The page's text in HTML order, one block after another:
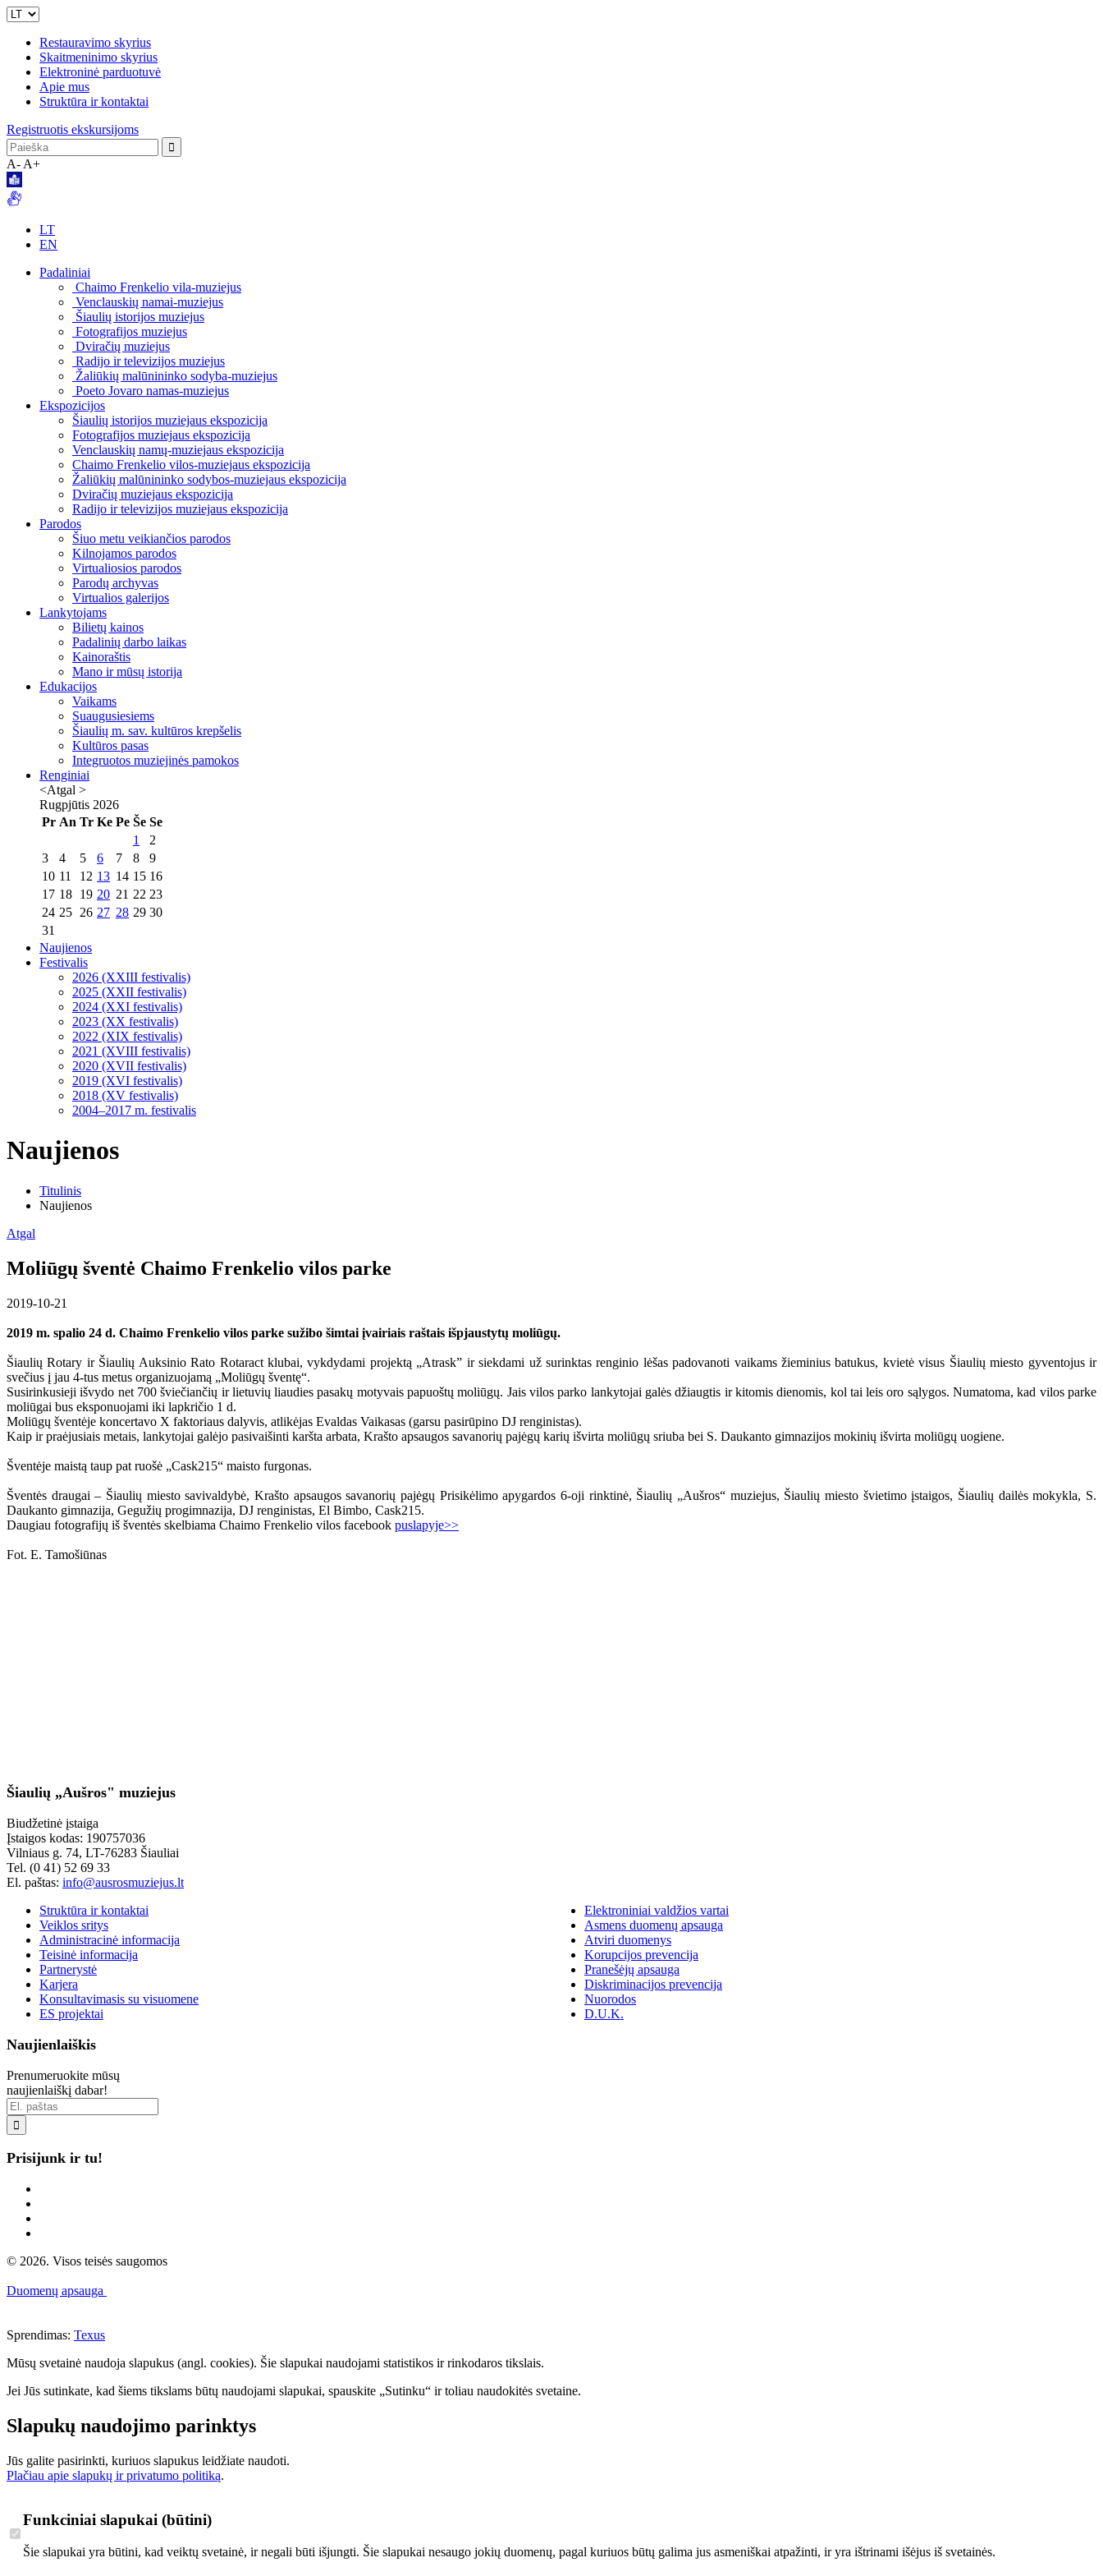
Restauravimo skyrius
Skaitmeninimo skyrius
Elektroninė parduotuvė
Apie mus
Struktūra ir kontaktai
Registruotis ekskursijoms
A- A+
LT
EN
Padaliniai
Chaimo Frenkelio vila-muziejus
Venclauskių namai-muziejus
Šiaulių istorijos muziejus
Fotografijos muziejus
Dviračių muziejus
Radijo ir televizijos muziejus
Žaliūkių malūnininko sodyba-muziejus
Poeto Jovaro namas-muziejus
Ekspozicijos
Šiaulių istorijos muziejaus ekspozicija
Fotografijos muziejaus ekspozicija
Venclauskių namų-muziejaus ekspozicija
Chaimo Frenkelio vilos-muziejaus ekspozicija
Žaliūkių malūnininko sodybos-muziejaus ekspozicija
Dviračių muziejaus ekspozicija
Radijo ir televizijos muziejaus ekspozicija
Parodos
Šiuo metu veikiančios parodos
Kilnojamos parodos
Virtualiosios parodos
Parodų archyvas
Virtualios galerijos
Lankytojams
Bilietų kainos
Padalinių darbo laikas
Kainoraštis
Mano ir mūsų istorija
Edukacijos
Vaikams
Suaugusiesiems
Šiaulių m. sav. kultūros krepšelis
Kultūros pasas
Integruotos muziejinės pamokos
Renginiai
<Atgal >
Rugpjūtis 2026
Pr An Tr Ke Pe Še Se
1
2
3
4 5 6 7 8
9
10 11 12 13 14 15 16
17 18 19 20 21 22 23
24 25 26 27 28 29 30
31
Naujienos
Festivalis
2026 (XXIII festivalis)
2025 (XXII festivalis)
2024 (XXI festivalis)
2023 (XX festivalis)
2022 (XIX festivalis)
2021 (XVIII festivalis)
2020 (XVII festivalis)
2019 (XVI festivalis)
2018 (XV festivalis)
2004–2017 m. festivalis
Naujienos
Titulinis
Naujienos
Atgal
Moliūgų šventė Chaimo Frenkelio vilos parke
2019-10-21
2019 m. spalio 24 d. Chaimo Frenkelio vilos parke sužibo šimtai įvairiais raštais išpjaustytų moliūgų.
Šiaulių Rotary ir Šiaulių Auksinio Rato Rotaract klubai, vykdydami projektą „Atrask” ir siekdami už surinktas renginio lėšas padovanoti vaikams žieminius batukus, kvietė visus Šiaulių miesto gyventojus ir
svečius į jau 4-tus metus organizuojamą „Moliūgų šventę“.
Susirinkusieji išvydo net 700 šviečiančių ir lietuvių liaudies pasakų motyvais papuoštų moliūgų. Jais vilos parko lankytojai galės džiaugtis ir kitomis dienomis, kol tai leis oro sąlygos. Numatoma, kad vilos parke
moliūgai bus eksponuojami iki lapkričio 1 d.
Moliūgų šventėje koncertavo X faktoriaus dalyvis, atlikėjas Evaldas Vaikasas (garsu pasirūpino DJ renginistas).
Kaip ir praėjusiais metais, lankytojai galėjo pasivaišinti karšta arbata, Krašto apsaugos savanorių pajėgų karių išvirta moliūgų sriuba bei S. Daukanto gimnazijos mokinių išvirta moliūgų uogiene.
Šventėje maistą taup pat ruošė „Cask215“ maisto furgonas.
Šventės draugai – Šiaulių miesto savivaldybė, Krašto apsaugos savanorių pajėgų Prisikėlimo apygardos 6-oji rinktinė, Šiaulių „Aušros“ muziejus, Šiaulių miesto švietimo įstaigos, Šiaulių dailės mokykla, S.
Daukanto gimnazija, Gegužių progimnazija, DJ renginistas, El Bimbo, Cask215.
Daugiau fotografijų iš šventės skelbiama Chaimo Frenkelio vilos facebook puslapyje>>
Fot. E. Tamošiūnas
Šiaulių „Aušros" muziejus
Biudžetinė įstaiga
Įstaigos kodas: 190757036
Vilniaus g. 74, LT-76283 Šiauliai
Tel. (0 41) 52 69 33
El. paštas: info@ausrosmuziejus.lt
Struktūra ir kontaktai
Veiklos sritys
Administracinė informacija
Teisinė informacija
Partnerystė
Karjera
Konsultavimasis su visuomene
ES projektai
Elektroniniai valdžios vartai
Asmens duomenų apsauga
Atviri duomenys
Korupcijos prevencija
Pranešėjų apsauga
Diskriminacijos prevencija
Nuorodos
D.U.K.
Naujienlaiškis
Prenumeruokite mūsų
naujienlaiškį dabar!

Prisijunk ir tu!
© 2026. Visos teisės saugomos
Duomenų apsauga
Sprendimas: Texus
Mūsų svetainė naudoja slapukus (angl. cookies). Šie slapukai naudojami statistikos ir rinkodaros tikslais.
Jei Jūs sutinkate, kad šiems tikslams būtų naudojami slapukai, spauskite „Sutinku“ ir toliau naudokitės svetaine.
Slapukų naudojimo parinktys
Jūs galite pasirinkti, kuriuos slapukus leidžiate naudoti.
Plačiau apie slapukų ir privatumo politiką.
Funkciniai slapukai (būtini)
Šie slapukai yra būtini, kad veiktų svetainė, ir negali būti išjungti. Šie slapukai nesaugo jokių duomenų, pagal kuriuos būtų galima jus asmeniškai atpažinti, ir yra ištrinami išėjus iš svetainės.